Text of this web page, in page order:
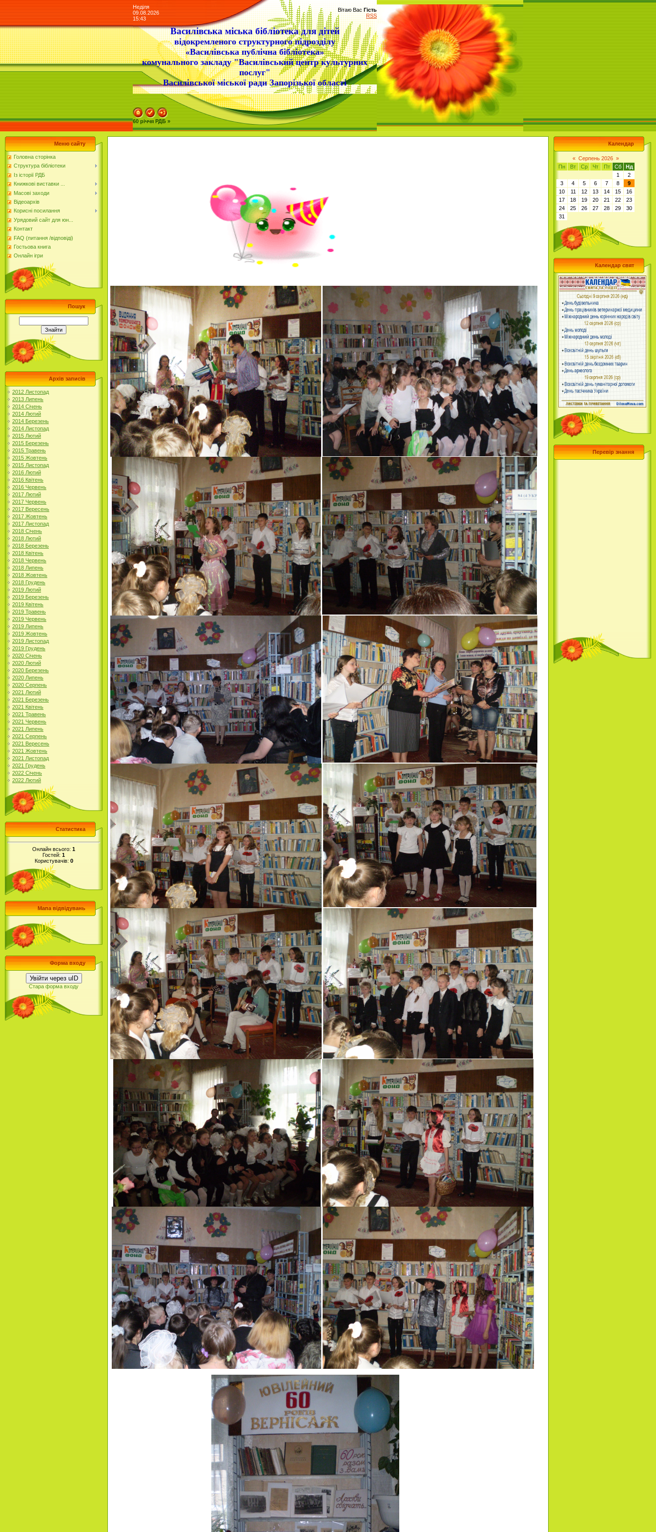
Неділя
09.08.2026
15:43
Вітаю Вас Гість
RSS
Василівська міська бібліотека для дітей
відокремленого структурного підрозділу
«Василівська публічна бібліотека»
комунального закладу "Василівський центр культурних
послуг"
Василівської міської ради Запорізької області
60 річчя РДБ »
Меню сайту
Головна сторінка
Структура бібліотеки
Із історії РДБ
Книжкові виставки ...
Масові заходи
Відеоархів
Корисні посилання
Урядовий сайт для юн...
Контакт
FAQ (питання /відповіді)
Гостьова книга
Онлайн ігри
Пошук
Архів записів
2012 Листопад
2013 Липень
2014 Січень
2014 Лютий
2014 Березень
2014 Листопад
2015 Лютий
2015 Березень
2015 Травень
2015 Жовтень
2015 Листопад
2016 Лютий
2016 Квітень
2016 Червень
2017 Лютий
2017 Червень
2017 Вересень
2017 Жовтень
2017 Листопад
2018 Січень
2018 Лютий
2018 Березень
2018 Квітень
2018 Червень
2018 Липень
2018 Жовтень
2018 Грудень
2019 Лютий
2019 Березень
2019 Квітень
2019 Травень
2019 Червень
2019 Липень
2019 Жовтень
2019 Листопад
2019 Грудень
2020 Січень
2020 Лютий
2020 Березень
2020 Липень
2020 Серпень
2021 Лютий
2021 Березень
2021 Квітень
2021 Травень
2021 Червень
2021 Липень
2021 Серпень
2021 Вересень
2021 Жовтень
2021 Листопад
2021 Грудень
2022 Січень
2022 Лютий
Статистика
Онлайн всього: 1
Гостей: 1
Користувачів: 0
Мапа відвідувань
Форма входу
Увійти через uID
Стара форма входу
Календар
« Серпень 2026 »
Пн
Вт Ср Чт Пт Сб
Нд
1
2
3
4 5 6 7 8
9
10
11 12 13 14 15
16
17
18 19 20 21 22
23
24
25 26 27 28 29
30
31
Календар свят
Перевір знання